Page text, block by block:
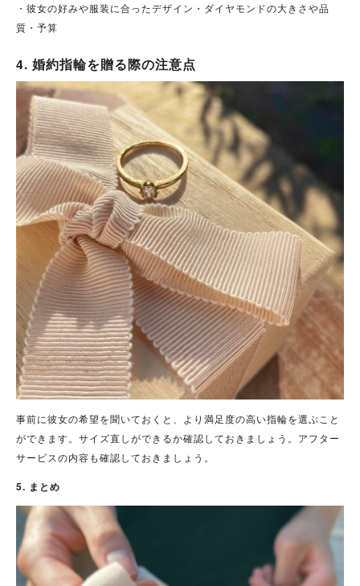
・彼女の好みや服装に合ったデザイン・ダイヤモンドの大きさや品
質・予算
4. 婚約指輪を贈る際の注意点
事前に彼女の希望を聞いておくと、より満足度の高い指輪を選ぶこと
ができます。サイズ直しができるか確認しておきましょう。アフター
サービスの内容も確認しておきましょう。
5. まとめ